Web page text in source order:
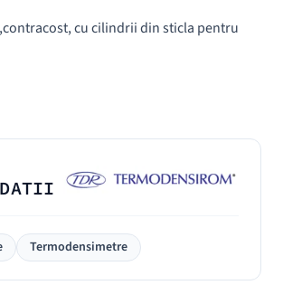
Termodensimetre
cu cilindrii din sticla pentru